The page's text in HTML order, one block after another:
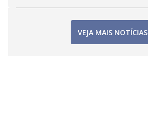
VEJA MAIS NOTÍCIAS